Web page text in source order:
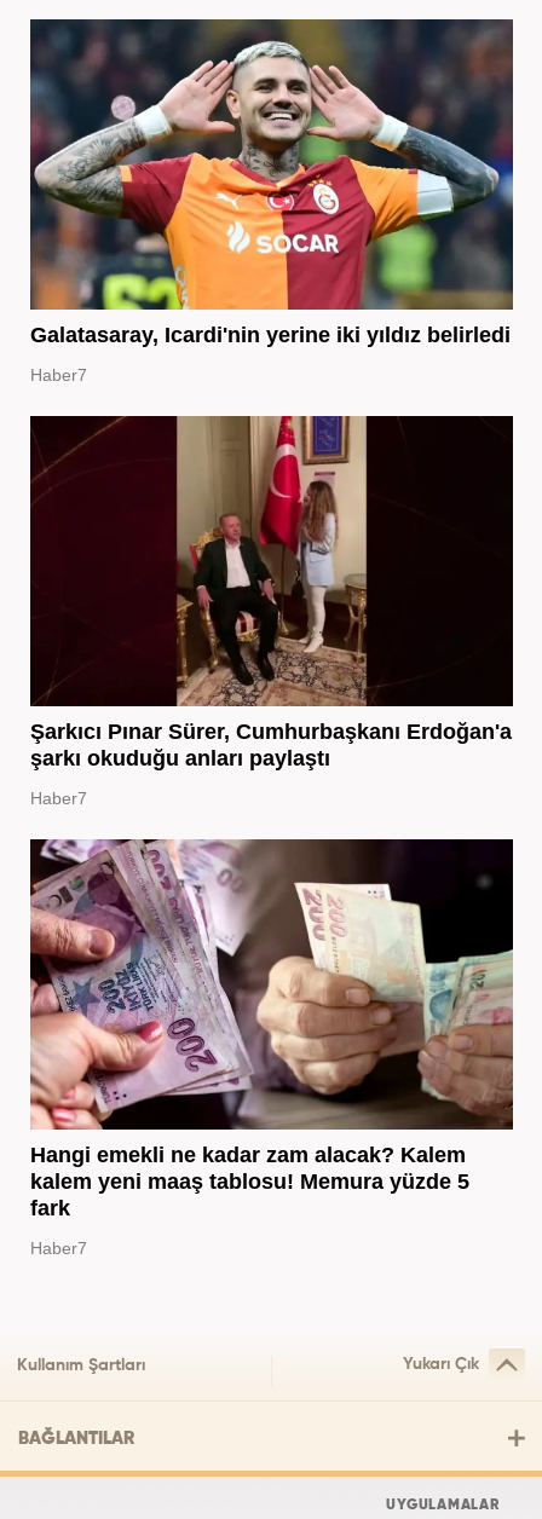
Galatasaray, Icardi'nin yerine iki yıldız belirledi
Haber7
Şarkıcı Pınar Sürer, Cumhurbaşkanı Erdoğan'a
şarkı okuduğu anları paylaştı
Haber7
Hangi emekli ne kadar zam alacak? Kalem
kalem yeni maaş tablosu! Memura yüzde 5
fark
Haber7
Kullanım Şartları Yukarı Çık
BAĞLANTILAR
UYGULAMALAR